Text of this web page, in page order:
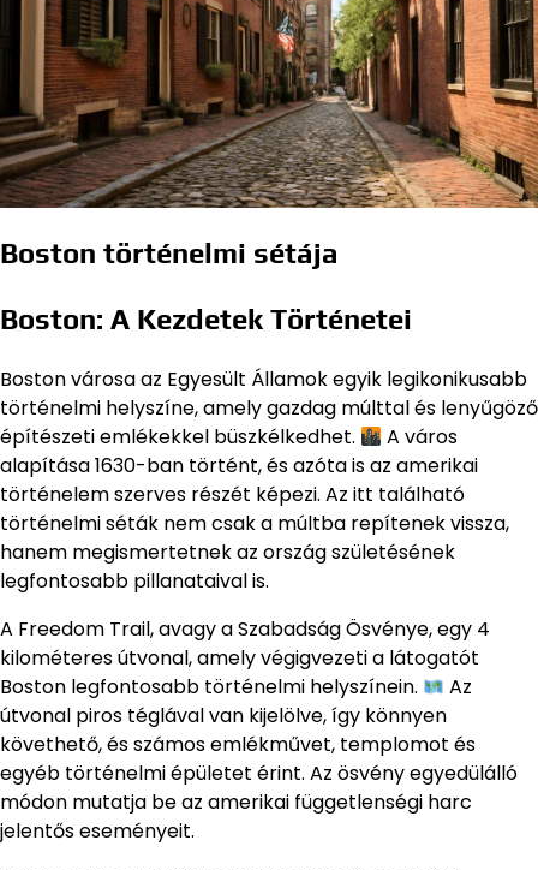
Boston történelmi sétája
Boston: A Kezdetek Történetei
Boston városa az Egyesült Államok egyik legikonikusabb
történelmi helyszíne, amely gazdag múlttal és lenyűgöző
építészeti emlékekkel büszkélkedhet.
A város
alapítása 1630-ban történt, és azóta is az amerikai
történelem szerves részét képezi. Az itt található
történelmi séták nem csak a múltba repítenek vissza,
hanem megismertetnek az ország születésének
legfontosabb pillanataival is.
A Freedom Trail, avagy a Szabadság Ösvénye, egy 4
kilométeres útvonal, amely végigvezeti a látogatót
Boston legfontosabb történelmi helyszínein.
Az
útvonal piros téglával van kijelölve, így könnyen
követhető, és számos emlékművet, templomot és
egyéb történelmi épületet érint. Az ösvény egyedülálló
módon mutatja be az amerikai függetlenségi harc
jelentős eseményeit.